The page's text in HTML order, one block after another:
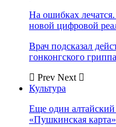
На ошибках
новой цифровой
Врач подсказал
гонконгского
Prev Next
Культура
Еще один алтайский
«Пушкинская карта»